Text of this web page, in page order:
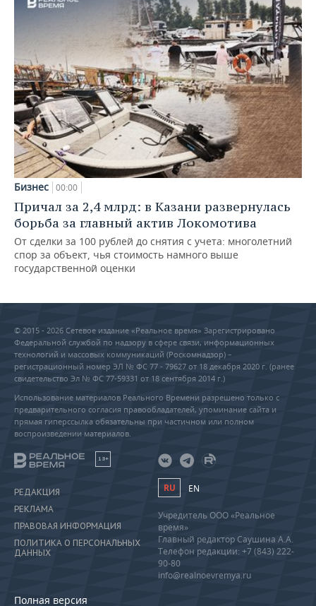
Бизнес 00:00
Причал за 2,4 млрд: в Казани развернулась
борьба за главный актив Локомотива
От сделки за 100 рублей до снятия с учета: многолетний
спор за объект, чья стоимость намного выше
государственной оценки
© 2015 - 2026 Сетевое издание «Реальное время» Зарегистрировано
Федеральной службой по надзору в сфере связи, информационных
технологий и массовых коммуникаций (Роскомнадзор) –
регистрационный номер ЭЛ № ФС 77 - 79627 от 18 декабря 2020 г. (ранее
свидетельство Эл № ФС 77-59331 от 18 сентября 2014 г.)
Использование материалов Реального Времени разрешено только с
предварительного согласия правообладателей, упоминание сайта и
прямая гиперссылка обязательны при частичном или полном
воспроизведении материалов.
18+
РЕДАКЦИЯ
РЕКЛАМА
ПРАВОВАЯ ИНФОРМАЦИЯ
ПОЛИТИКА О ПЕРСОНАЛЬНЫХ
ДАННЫХ
Полная версия
RU EN
Учредитель ООО «Реальное
время»
Главный редактор Саушина А.А.
Телефон редакции: +7 (843) 222-
90-80
info@realnoevremya.ru